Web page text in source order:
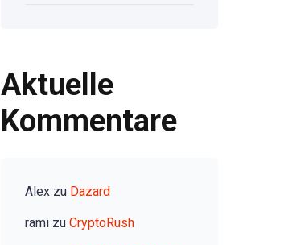
Aktuelle
Kommentare
Alex zu Dazard
rami zu CryptoRush